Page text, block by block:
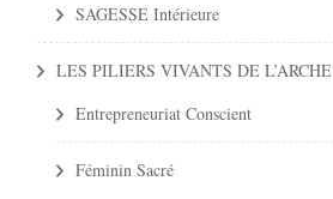
SAGESSE Intérieure
LES PILIERS VIVANTS DE L’ARCHE
Entrepreneuriat Conscient
Féminin Sacré